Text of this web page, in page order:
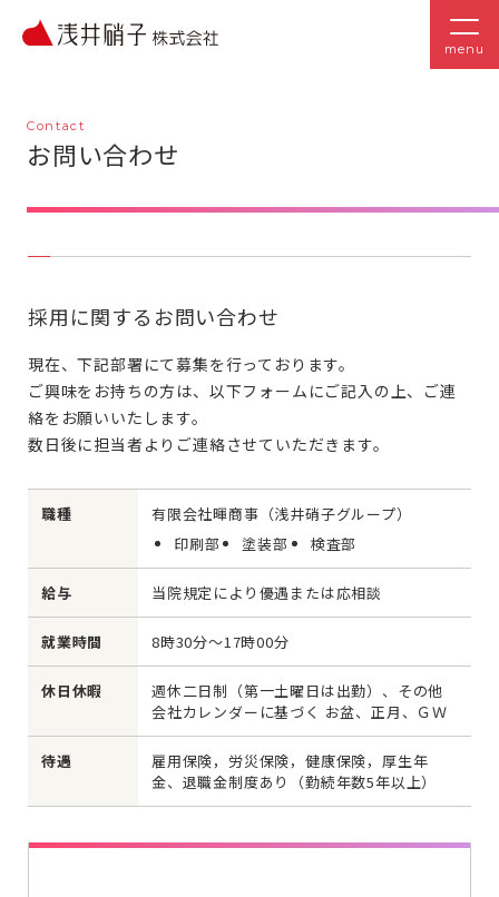
menu
Contact
お問い合わせ
採用に関するお問い合わせ
現在、下記部署にて募集を行っております。
ご興味をお持ちの方は、以下フォームにご記入の上、ご連
絡をお願いいたします。
数日後に担当者よりご連絡させていただきます。
職種
有限会社暉商事（浅井硝子グループ）
印刷部
塗装部 検査部
給与 当院規定により優遇または応相談
就業時間 8時30分〜17時00分
休日休暇
週休二日制（第一土曜日は出勤）、その他
会社カレンダーに基づく お盆、正月、ＧＷ
待遇
雇用保険，労災保険，健康保険，厚生年
金、退職金制度あり（勤続年数5年以上）